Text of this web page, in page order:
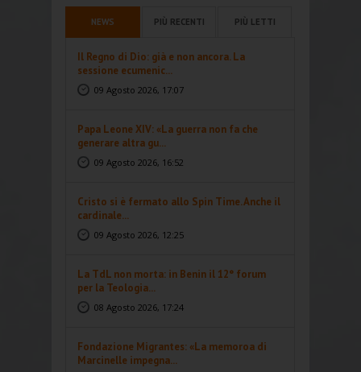
NEWS PIÙ RECENTI PIÙ LETTI
Il Regno di Dio: già e non ancora. La
sessione ecumenic...
09 Agosto 2026, 17:07
Papa Leone XIV: «La guerra non fa che
generare altra gu...
09 Agosto 2026, 16:52
Cristo si è fermato allo Spin Time. Anche il
cardinale...
09 Agosto 2026, 12:25
La TdL non morta: in Benin il 12° forum
per la Teologia...
08 Agosto 2026, 17:24
Fondazione Migrantes: «La memoroa di
Marcinelle impegna...